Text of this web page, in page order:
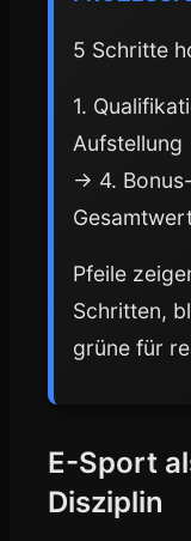
5 Schritte
1.
Aufstellung
→ 4.
Pfeile
Schritten,
grüne für
E-Sport
Disziplin